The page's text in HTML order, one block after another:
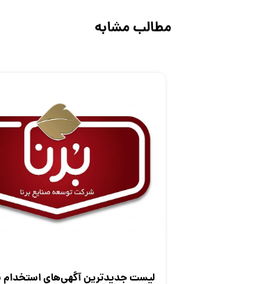
مطالب مشابه
لیست جدیدترین آگهی‌های